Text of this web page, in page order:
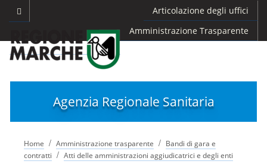
Articolazione degli uffici
Amministrazione Trasparente
Agenzia Regionale Sanitaria
Home / Amministrazione trasparente / Bandi di gara e
contratti / Atti delle amministrazioni aggiudicatrici e degli enti